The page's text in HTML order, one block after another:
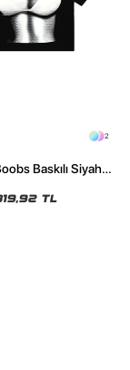
2
Baskılı Siyah
TL